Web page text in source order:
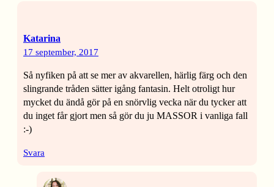
Katarina
17 september, 2017
Så nyfiken på att se mer av akvarellen, härlig färg och den
slingrande tråden sätter igång fantasin. Helt otroligt hur
mycket du ändå gör på en snörvlig vecka när du tycker att
du inget får gjort men så gör du ju MASSOR i vanliga fall
:-)
Svara